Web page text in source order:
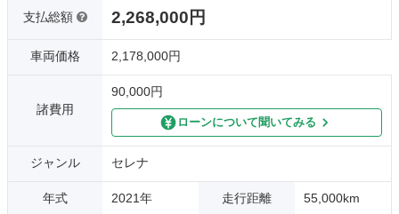
支払総額 2,268,000円
車両価格 2,178,000円
諸費用
90,000円
ローンについて聞いてみる
ジャンル セレナ
年式 2021年 走行距離 55,000km